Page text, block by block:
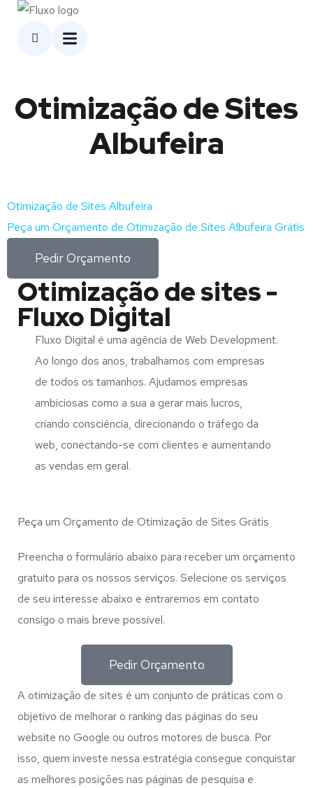
Otimização de Sites
Albufeira
Otimização de Sites Albufeira
Peça um Orçamento de Otimização de Sites Albufeira Grátis
Pedir Orçamento
Otimização de sites -
Fluxo Digital
Fluxo Digital é uma agência de Web Development.
Ao longo dos anos, trabalhamos com empresas
de todos os tamanhos. Ajudamos empresas
ambiciosas como a sua a gerar mais lucros,
criando consciência, direcionando o tráfego da
web, conectando-se com clientes e aumentando
as vendas em geral.
Peça um Orçamento de Otimização de Sites Grátis
Preencha o formulário abaixo para receber um orçamento
gratuito para os nossos serviços. Selecione os serviços
de seu interesse abaixo e entraremos em contato
consigo o mais breve possível.
Pedir Orçamento
A otimização de sites é um conjunto de práticas com o
objetivo de melhorar o ranking das páginas do seu
website no Google ou outros motores de busca. Por
isso, quem investe nessa estratégia consegue conquistar
as melhores posições nas páginas de pesquisa e